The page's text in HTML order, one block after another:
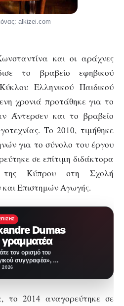
alkizei.com
και οι αράχνες
το βραβείο εφηβικού
Ελληνικού Παιδικού
χρονιά προτάθηκε για το
Άντερσεν και το βραβείο
Το 2010, τιμήθηκε
για το σύνολο του έργου
σε επίτιμη διδάκτορα
της Κύπρου στη Σχολή
Επιστημών Αγωγής.
Dumas
τον ορισμό του
συγγραφέα», ο
είναι η
2026
το 2014 αναγορεύτηκε σε